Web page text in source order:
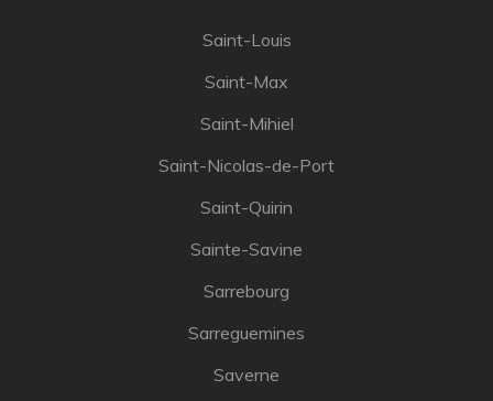
Saint-Louis
Saint-Max
Saint-Mihiel
Saint-Nicolas-de-Port
Saint-Quirin
Sainte-Savine
Sarrebourg
Sarreguemines
Saverne